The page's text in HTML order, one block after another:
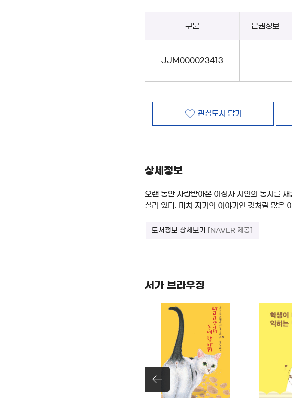
구분 낱권정보
JJM000023413
관심도서 담기
상세정보
오랜 동안 사랑받아온 이성자 시인의 동시를
실려 있다. 마치 자기의 이야기인 것처럼 많은
도서정보 상세보기 [NAVER 제공]
서가 브라우징